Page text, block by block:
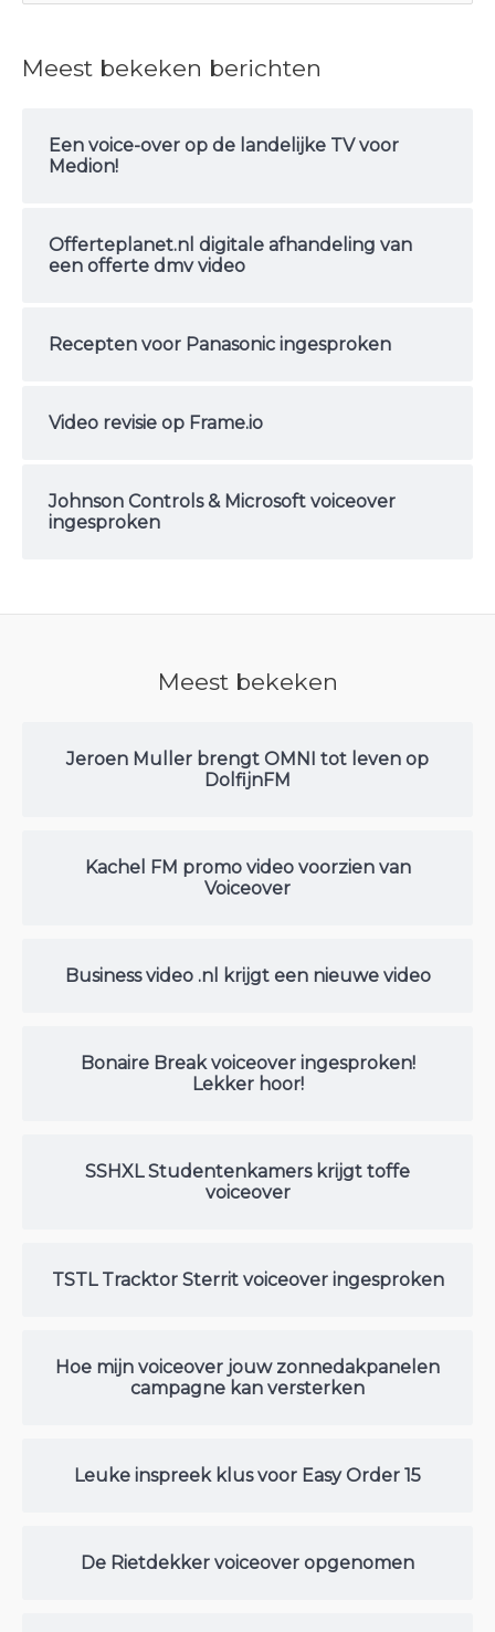
k
Meest bekeken berichten
Een voice-over op de landelijke TV voor
Medion!
Offerteplanet.nl digitale afhandeling van
een offerte dmv video
Recepten voor Panasonic ingesproken
Video revisie op Frame.io
Johnson Controls & Microsoft voiceover
ingesproken
Meest bekeken
Jeroen Muller brengt OMNI tot leven op
DolfijnFM
Kachel FM promo video voorzien van
Voiceover
Business video .nl krijgt een nieuwe video
Bonaire Break voiceover ingesproken!
Lekker hoor!
SSHXL Studentenkamers krijgt toffe
voiceover
TSTL Tracktor Sterrit voiceover ingesproken
Hoe mijn voiceover jouw zonnedakpanelen
campagne kan versterken
Leuke inspreek klus voor Easy Order 15
De Rietdekker voiceover opgenomen